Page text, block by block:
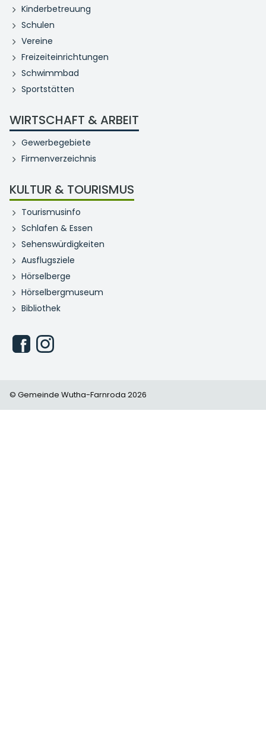
Kinderbetreuung
Schulen
Vereine
Freizeiteinrichtungen
Schwimmbad
Sportstätten
WIRTSCHAFT & ARBEIT
Gewerbegebiete
Firmenverzeichnis
KULTUR & TOURISMUS
Tourismusinfo
Schlafen & Essen
Sehenswürdigkeiten
Ausflugsziele
Hörselberge
Hörselbergmuseum
Bibliothek
© Gemeinde Wutha-Farnroda 2026